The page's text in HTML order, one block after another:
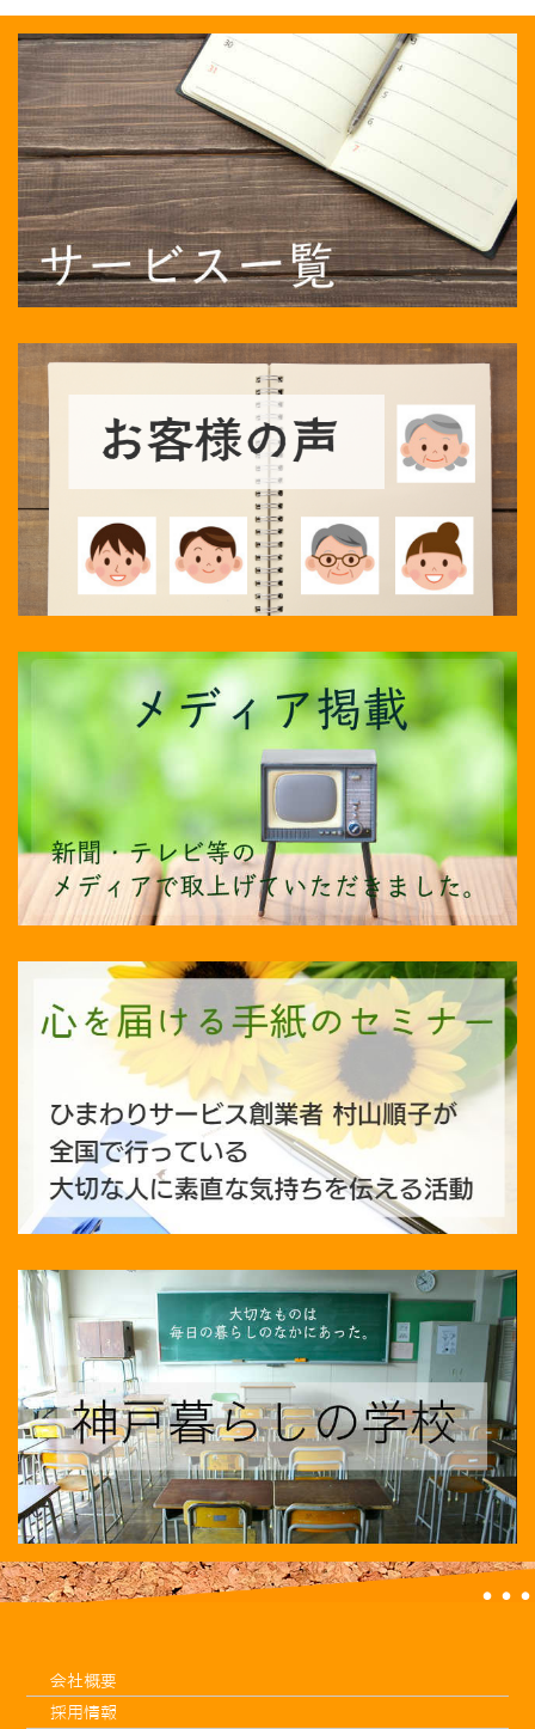
会社概要
採用情報